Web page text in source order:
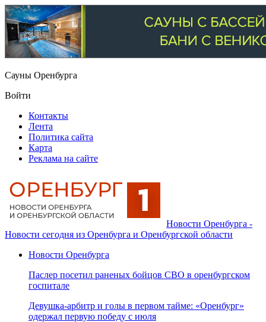
Сауны Оренбурга
Войти
Контакты
Лента
Политика сайта
Карта
Реклама на сайте
Новости Оренбурга -
Новости сегодня из Оренбурга и Оренбургской области
Новости Оренбурга
Паслер посетил раненых бойцов СВО в оренбургском
госпитале
Девушка-арбитр и голы в первом тайме: «Оренбург»
одержал первую победу с июля